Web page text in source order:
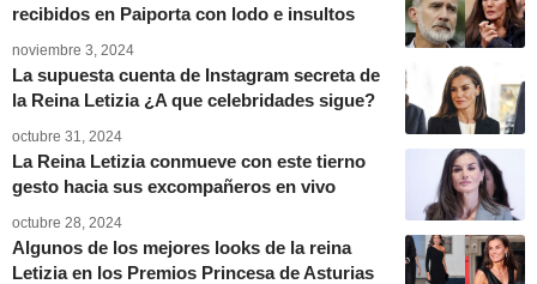
recibidos en Paiporta con lodo e insultos
noviembre 3, 2024
La supuesta cuenta de Instagram secreta de
la Reina Letizia ¿A que celebridades sigue?
octubre 31, 2024
La Reina Letizia conmueve con este tierno
gesto hacia sus excompañeros en vivo
octubre 28, 2024
Algunos de los mejores looks de la reina
Letizia en los Premios Princesa de Asturias